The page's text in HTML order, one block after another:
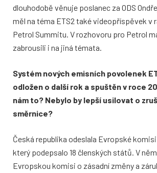
dlouhodobě věnuje poslanec za ODS
měl na téma ETS2 také videopříspěvek v
Petrol Summitu. V rozhovoru pro Petrol
zabrousili i na jiná témata.
Systém nových emisních povolenek
odložen o další rok a spuštěn v roce
nám to? Nebylo by lepší usilovat o
směrnice?
Česká republika odeslala Evropské
který podepsalo 18 členských států. V
Evropskou komisi o zásadní změny a